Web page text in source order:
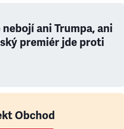
nebojí ani Trumpa, ani
premiér jde proti
Obchod